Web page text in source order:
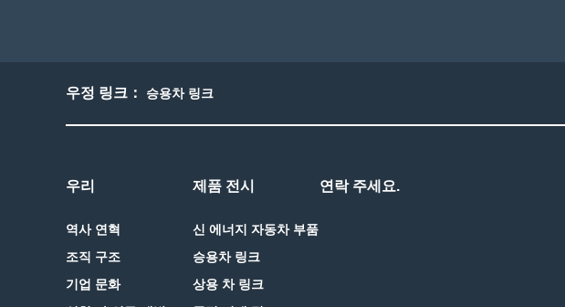
우정 링크： 승용차 링크
우리
역사 연혁
조직 구조
기업 문화
제품 전시
신 에너지 자동차 부품
승용차 링크
상용 차 링크
연락 주세요.